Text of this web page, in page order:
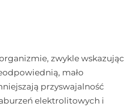
zwykle wskazując
mało
przyswajalność
elektrolitowych i